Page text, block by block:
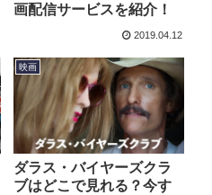
画配信サービスを紹介！
2019.04.12
映画
ダラス・バイヤーズクラ
ブはどこで見れる？今す